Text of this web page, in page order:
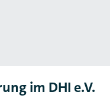
im DHI e.V.